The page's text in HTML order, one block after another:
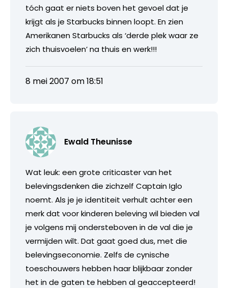
tóch gaat er niets boven het gevoel dat je
krijgt als je Starbucks binnen loopt. En zien
Amerikanen Starbucks als ‘derde plek waar ze
zich thuisvoelen’ na thuis en werk!!!
8 mei 2007 om 18:51
Ewald Theunisse
Wat leuk: een grote criticaster van het
belevingsdenken die zichzelf Captain Iglo
noemt. Als je je identiteit verhult achter een
merk dat voor kinderen beleving wil bieden val
je volgens mij ondersteboven in de val die je
vermijden wilt. Dat gaat goed dus, met die
belevingseconomie. Zelfs de cynische
toeschouwers hebben haar blijkbaar zonder
het in de gaten te hebben al geaccepteerd!